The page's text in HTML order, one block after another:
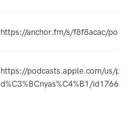
https://anchor.fm/s/f8f8acac/
https://podcasts.apple.com/us/
d%C3%BCnyas%C4%B1/